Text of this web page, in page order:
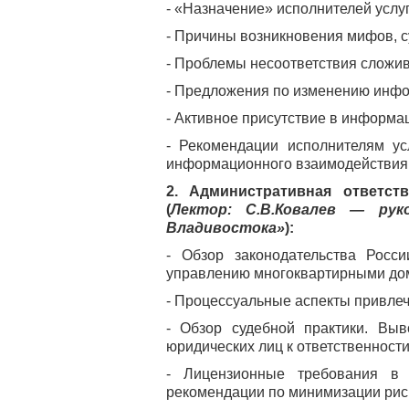
- «Назначение» исполнителей
- Причины возникновения мифов,
- Проблемы несоответствия
- Предложения по изменению
- Активное присутствие в
- Рекомендации исполнителям
информационного
2. Административная
(Лектор: С.В.Ковалев —
Владивостока»):
- Обзор законодательства
управлению многоквартирными
- Процессуальные аспекты
- Обзор судебной практики.
юридических лиц к
- Лицензионные требования в
рекомендации по минимизации